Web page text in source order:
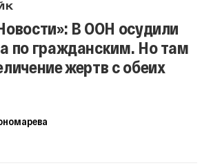
В ООН осудили
по гражданским. Но там
жертв с обеих